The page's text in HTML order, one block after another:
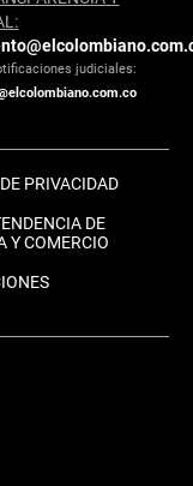
judiciales:
PRIVACIDAD
DE
Y COMERCIO